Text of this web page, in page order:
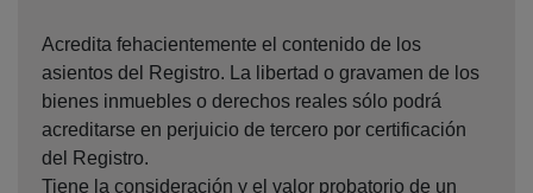
Acredita fehacientemente el contenido de los
asientos del Registro. La libertad o gravamen de los
bienes inmuebles o derechos reales sólo podrá
acreditarse en perjuicio de tercero por certificación
del Registro.
Tiene la consideración y el valor probatorio de un